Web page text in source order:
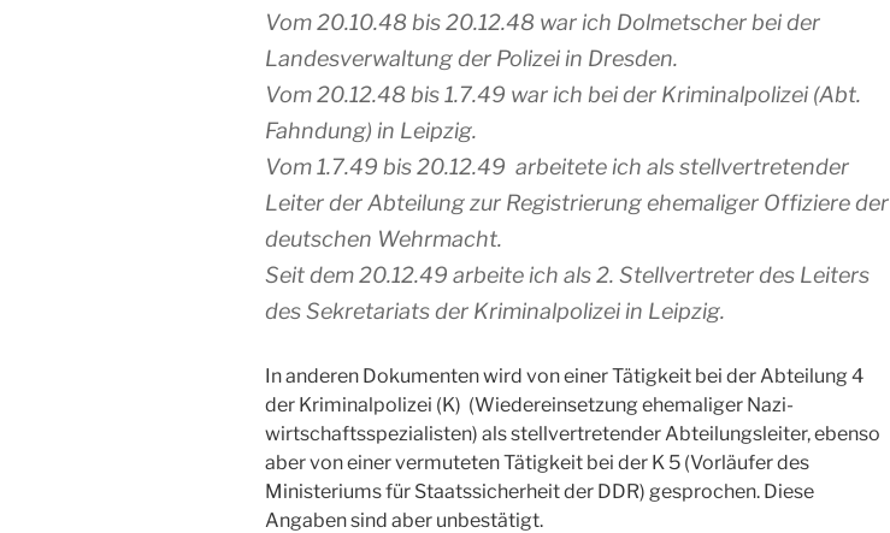
Vom 20.10.48 bis 20.12.48 war ich Dolmetscher bei der
Landesverwaltung der Polizei in Dresden.
Vom 20.12.48 bis 1.7.49 war ich bei der Kriminalpolizei (Abt.
Fahndung) in Leipzig.
Vom 1.7.49 bis 20.12.49 arbeitete ich als stellvertretender
Leiter der Abteilung zur Registrierung ehemaliger Offiziere der
deutschen Wehrmacht.
Seit dem 20.12.49 arbeite ich als 2. Stellvertreter des Leiters
des Sekretariats der Kriminalpolizei in Leipzig.
In anderen Dokumenten wird von einer Tätigkeit bei der Abteilung 4
der Kriminalpolizei (K) (Wiedereinsetzung ehemaliger Nazi-
wirtschaftsspezialisten) als stellvertretender Abteilungsleiter, ebenso
aber von einer vermuteten Tätigkeit bei der K 5 (Vorläufer des
Ministeriums für Staatssicherheit der DDR) gesprochen. Diese
Angaben sind aber unbestätigt.